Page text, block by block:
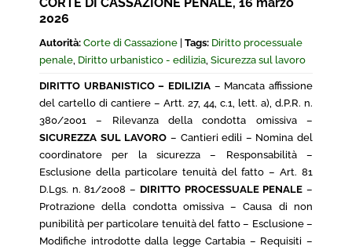
2026
Autorità: Corte di Cassazione Tags: Diritto processuale
penale, Diritto urbanistico - edilizia, Sicurezza sul lavoro
DIRITTO URBANISTICO – EDILIZIA – Mancata affissione
del cartello di cantiere – Artt. 27, 44, c.1, lett. a), d.P.R. n.
380/2001 – Rilevanza della condotta omissiva –
SICUREZZA SUL LAVORO – Cantieri edili – Nomina del
coordinatore per la sicurezza – Responsabilità –
Esclusione della particolare tenuità del fatto – Art. 81
D.Lgs. n. 81/2008 – DIRITTO PROCESSUALE PENALE –
Protrazione della condotta omissiva – Causa di non
punibilità per particolare tenuità del fatto – Esclusione –
Modifiche introdotte dalla legge Cartabia – Requisiti –